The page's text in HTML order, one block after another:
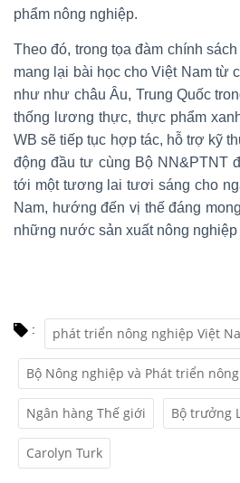
phẩm nông nghiệp.
Theo đó, trong tọa đàm chính
mang lại bài học cho Việt Nam từ
như như châu Âu, Trung Quốc
thống lương thực, thực phẩm
WB sẽ tiếp tục hợp tác, hỗ trợ kỹ
động đầu tư cùng Bộ NN&PTNT
tới một tương lai tươi sáng cho
Nam, hướng đến vị thế đáng
những nước sản xuất nông
: phát triển nông nghiệp Việt
Bộ Nông nghiệp và Phát triển
Ngân hàng Thế giới Bộ trưởng
Carolyn Turk